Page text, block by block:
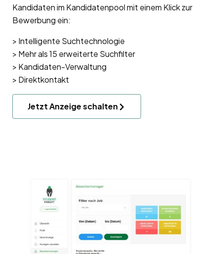
Kandidaten im Kandidatenpool mit einem Klick zur
Bewerbung ein:
> Intelligente Suchtechnologie
> Mehr als 15 erweiterte Suchfilter
> Kandidaten-Verwaltung
> Direktkontakt
Jetzt Anzeige schalten